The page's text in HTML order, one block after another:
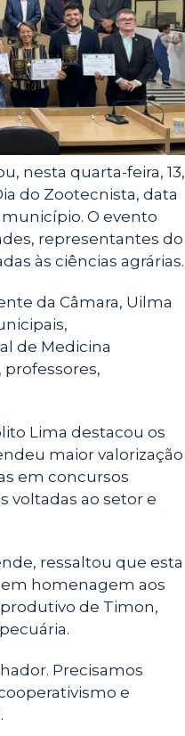
nesta quarta-feira, 13,
do Zootecnista, data
O evento
representantes do
às ciências agrárias.
da Câmara, Uilma
de Medicina
professores,
Lima destacou os
maior valorização
em concursos
voltadas ao setor e
ressaltou que esta
em homenagem aos
de Timon,
Precisamos
e